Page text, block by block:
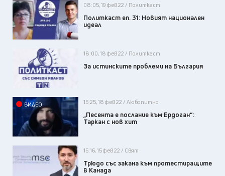
08:05, 19 фев 22 / Политкаст
Политкаст еп. 31: Новият национален
идеал
18:00, 18 фев 22 / Политкаст
За истинските проблеми на България
ВИДЕО 15:25, 18 фев 22 / Любопитно
„Песента е послание към Ердоган“:
Таркан с нов хит
15:16, 15 фев 22 / Свят
Трюдо със закана към протестиращите
в Канада